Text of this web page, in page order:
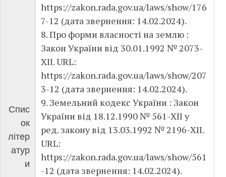
Спис
ок
літер
атур
и
https://zakon.rada.gov.ua/laws/show/176
7-12 (дата звернення: 14.02.2024).
8. Про форми власності на землю :
Закон України від 30.01.1992 № 2073-
XII. URL:
https://zakon.rada.gov.ua/laws/show/207
3-12 (дата звернення: 14.02.2024).
9. Земельний кодекс України : Закон
України від 18.12.1990 № 561-XII у
ред. закону від 13.03.1992 № 2196-XII.
URL:
https://zakon.rada.gov.ua/laws/show/561
-12 (дата звернення: 14.02.2024).